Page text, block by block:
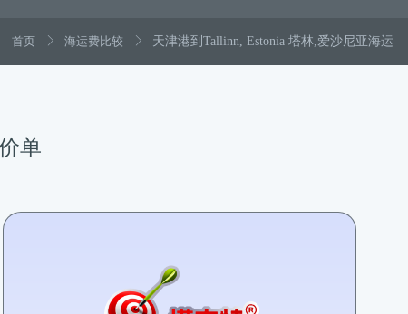
首页 海运费比较 天津港到Tallinn, Estonia 塔林,爱沙尼亚海运
单